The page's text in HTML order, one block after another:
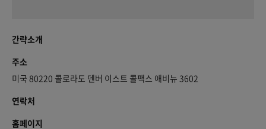
간략소개
주소
미국 80220 콜로라도 덴버 이스트 콜팩스 애비뉴 3602
연락처
홈페이지